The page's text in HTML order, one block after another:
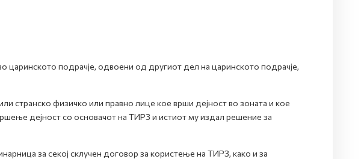
царинското подрачје, одвоени од другиот дел на царинското подрачје,
физичко или правно лице кое врши дејност во зоната и кое
дејност со основачот на ТИРЗ и истиот му издал решение за
за секој склучен договор за користење на ТИРЗ, како и за